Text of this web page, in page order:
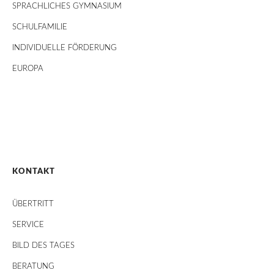
SPRACHLICHES GYMNASIUM
SCHULFAMILIE
INDIVIDUELLE FÖRDERUNG
EUROPA
KONTAKT
ÜBERTRITT
SERVICE
BILD DES TAGES
BERATUNG